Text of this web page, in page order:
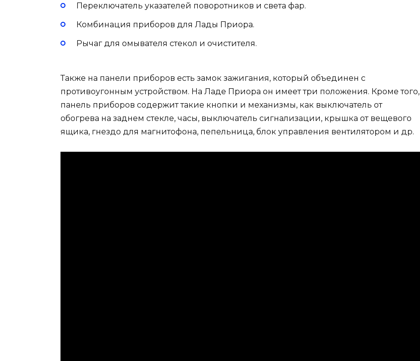
Переключатель указателей поворотников и света фар.
Комбинация приборов для Лады Приора.
Рычаг для омывателя стекол и очистителя.
Также на панели приборов есть замок зажигания, который объединен с
противоугонным устройством. На Ладе Приора он имеет три положения. Кроме того,
панель приборов содержит такие кнопки и механизмы, как выключатель от
обогрева на заднем стекле, часы, выключатель сигнализации, крышка от вещевого
ящика, гнездо для магнитофона, пепельница, блок управления вентилятором и др.